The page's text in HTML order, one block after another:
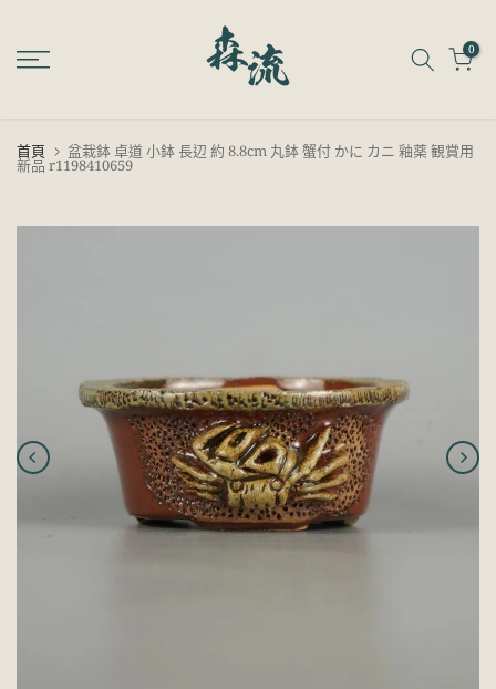
至
內
0
首頁 盆栽鉢 卓道 小鉢 長辺 約 8.8cm 丸鉢 蟹付 かに カニ 釉薬 観賞用
新品 r1198410659